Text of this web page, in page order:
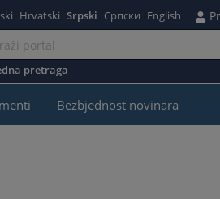
Hrvatski Srpski Српски English
pretraga
Bezbjednost novinara